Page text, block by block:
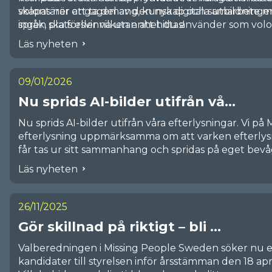
göra något hosMissing People.
volontärer att ta del av den nya digitala
språk, plats eller vilken enhet du använder som
skapas när engagemang, kunskap och samarbete
ingen ska försvinna utan att hittas!
Läs nyheten
09/01/2026
Nu sprids AI-bilder utifrån vå...
Nu sprids AI-bilder utifrån våra efterlysningar. Vi på
efterlysning uppmärksamma om att varken
får tas ur sitt sammanhang och spridas på eget
delas som en helhet. Vi uppdaterar vår information
sociala medier för att fullständig och korrekt
på respekt gentemot både Polis och anhöriga. När
värna om personens och närståendes integritet.
Läs mer om ämnet i Källkritikbyrånsartikel.
Läs nyheten
26/11/2025
Gör skillnad på riktigt – bli ...
Valberedningen i Missing People Sweden söker
kandidater till styrelsen inför årsstämman den 18